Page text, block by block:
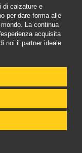
di calzature e
per dare forma alle
La continua
acquisita
noi il partner ideale